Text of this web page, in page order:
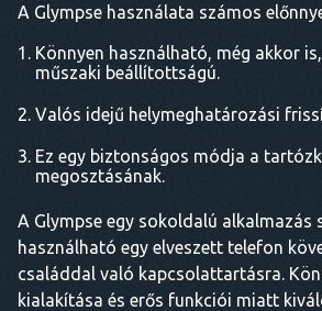
A Glympse használata számos
Könnyen használható, még akkor
műszaki beállítottságú.
Valós idejű helymeghatározási
Ez egy biztonságos módja a
megosztásának.
A Glympse egy sokoldalú alkalmazás
használható egy elveszett telefon
családdal való kapcsolattartásra.
kialakítása és erős funkciói miatt